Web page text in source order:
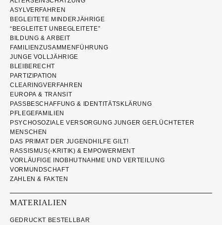
ASYLVERFAHREN
BEGLEITETE MINDERJÄHRIGE
“BEGLEITET UNBEGLEITETE”
BILDUNG & ARBEIT
FAMILIENZUSAMMENFÜHRUNG
JUNGE VOLLJÄHRIGE
BLEIBERECHT
PARTIZIPATION
CLEARINGVERFAHREN
EUROPA & TRANSIT
PASSBESCHAFFUNG & IDENTITÄTSKLÄRUNG
PFLEGEFAMILIEN
PSYCHOSOZIALE VERSORGUNG JUNGER GEFLÜCHTETER
MENSCHEN
DAS PRIMAT DER JUGENDHILFE GILT!
RASSISMUS(-KRITIK) & EMPOWERMENT
VORLÄUFIGE INOBHUTNAHME UND VERTEILUNG
VORMUNDSCHAFT
ZAHLEN & FAKTEN
MATERIALIEN
GEDRUCKT BESTELLBAR